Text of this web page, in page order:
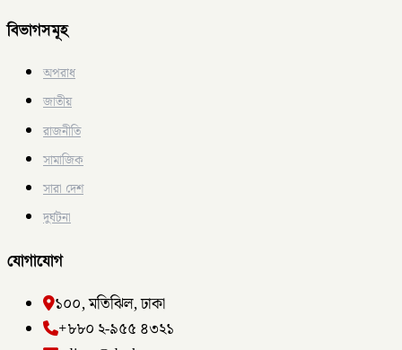
বিভাগসমূহ
অপরাধ
জাতীয়
রাজনীতি
সামাজিক
সারা দেশ
দুর্ঘটনা
যোগাযোগ
১০০, মতিঝিল, ঢাকা
+৮৮০ ২-৯৫৫ ৪৩২১